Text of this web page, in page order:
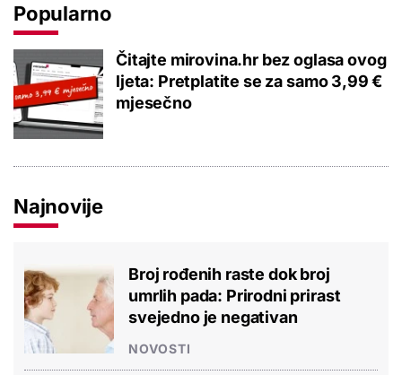
Popularno
Čitajte mirovina.hr bez oglasa ovog
ljeta: Pretplatite se za samo 3,99 €
mjesečno
Najnovije
Broj rođenih raste dok broj
umrlih pada: Prirodni prirast
svejedno je negativan
NOVOSTI